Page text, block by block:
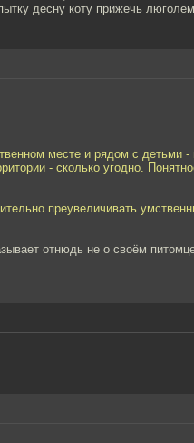
десну коту прижечь
месте и рядом с детьми
- сколько угодно.
преувеличивать
отнюдь не о своём